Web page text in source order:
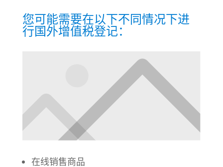
您可能需要在以下不同情况下进
行国外增值税登记：
在线销售商品